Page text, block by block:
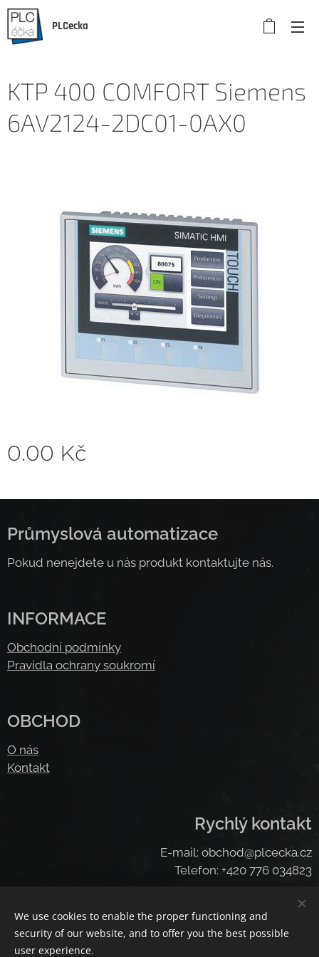
PLCecka
KTP 400 COMFORT Siemens
6AV2124-2DC01-0AX0
0.00 Kč
Průmyslová automatizace
Pokud nenejdete u nás produkt kontaktujte nás.
INFORMACE
Obchodní podmínky
Pravidla ochrany soukromí
OBCHOD
O nás
Kontakt
Rychlý kontakt
E-mail: obchod@plcecka.cz
Telefon: +420 776 034823
Cookies
We use cookies to enable the proper functioning and
security of our website, and to offer you the best possible
user experience.